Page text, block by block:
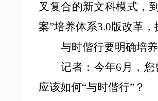
叉复合的新文科模式，
案”培养体系3.0版改革，
与时偕行要明确培
记者：今年6月，
应该如何“与时偕行”？